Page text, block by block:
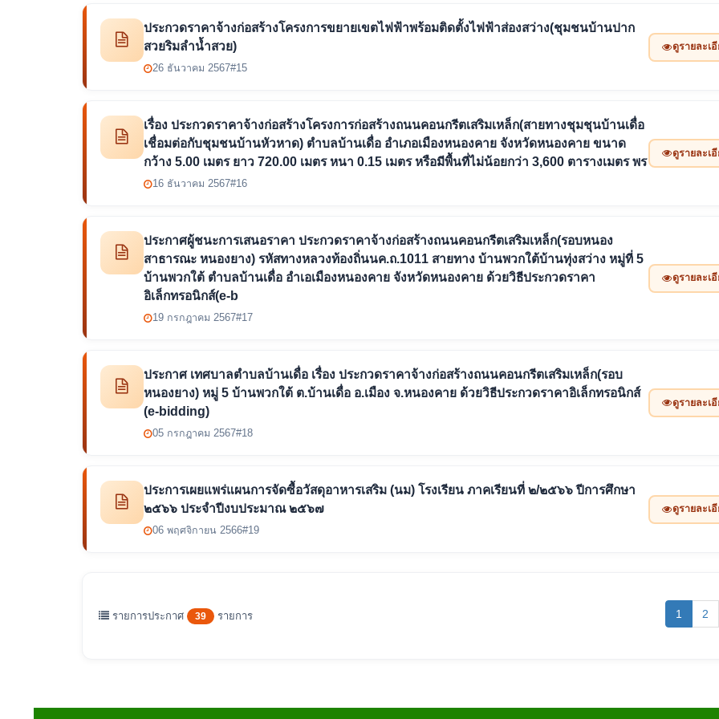
ประกวดราคาจ้างก่อสร้างโครงการขยายเขตไฟฟ้าพร้อมติดตั้งไฟฟ้าส่องสว่าง(ชุมชนบ้านปาก
สวยริมลำน้ำสวย)
26 ธันวาคม 2567#15
ดูรายละเ
เรื่อง ประกวดราคาจ้างก่อสร้างโครงการก่อสร้างถนนคอนกรีตเสริมเหล็ก(สายทางชุมชุนบ้านเดื่อ
เชื่อมต่อกับชุมชนบ้านหัวหาด) ตำบลบ้านเดื่อ อำเภอเมืองหนองคาย จังหวัดหนองคาย ขนาด
กว้าง 5.00 เมตร ยาว 720.00 เมตร หนา 0.15 เมตร หรือมีพื้นที่ไม่น้อยกว่า 3,600 ตารางเมตร พร
16 ธันวาคม 2567#16
ดูรายละเ
ประกาศผู้ชนะการเสนอราคา ประกวดราคาจ้างก่อสร้างถนนคอนกรีตเสริมเหล็ก(รอบหนอง
สาธารณะ หนองยาง) รหัสทางหลวงท้องถิ่นนค.ถ.1011 สายทาง บ้านพวกใต้บ้านทุ่งสว่าง หมู่ที่ 5
บ้านพวกใต้ ตำบลบ้านเดื่อ อำเอเมืองหนองคาย จังหวัดหนองคาย ด้วยวิธีประกวดราคา
อิเล็กทรอนิกส์(e-b
19 กรกฎาคม 2567#17
ดูรายละเ
ประกาศ เทศบาลตำบลบ้านเดื่อ เรื่อง ประกวดราคาจ้างก่อสร้างถนนคอนกรีตเสริมเหล็ก(รอบ
หนองยาง) หมู่ 5 บ้านพวกใต้ ต.บ้านเดื่อ อ.เมือง จ.หนองคาย ด้วยวิธีประกวดราคาอิเล็กทรอนิกส์
(e-bidding)
05 กรกฎาคม 2567#18
ดูรายละเ
ประการเผยแพร่แผนการจัดซื้อวัสดุอาหารเสริม (นม) โรงเรียน ภาคเรียนที่ ๒/๒๕๖๖ ปีการศึกษา
๒๕๖๖ ประจำปีงบประมาณ ๒๕๖๗
06 พฤศจิกายน 2566#19
ดูรายละเ
รายการประกาศ 39 รายการ 1 (current)
2